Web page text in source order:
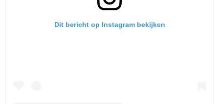
Dit bericht op Instagram bekijken